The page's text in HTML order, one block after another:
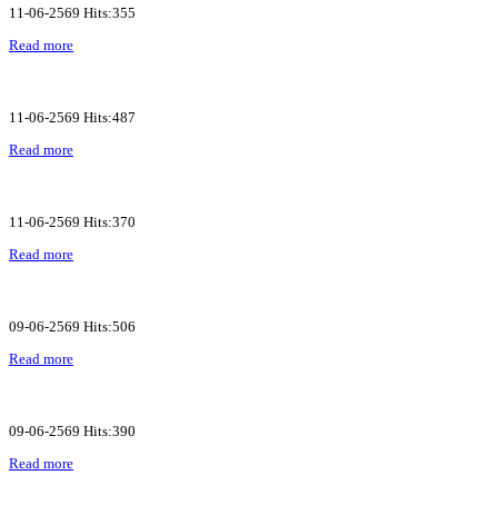
11-06-2569 Hits:355
Read more
11-06-2569 Hits:487
Read more
11-06-2569 Hits:370
Read more
09-06-2569 Hits:506
Read more
09-06-2569 Hits:390
Read more